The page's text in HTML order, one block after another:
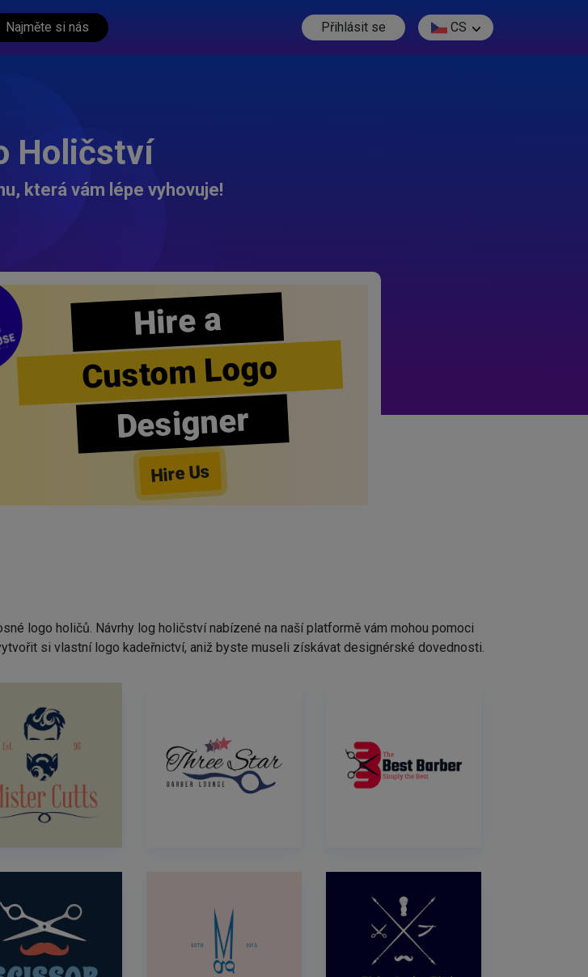
Najměte si nás Přihlásit se CS
Holičství
která vám lépe vyhovuje!
Hire a
Custom Logo
Designer
Hire Us
logo holičů. Návrhy log holičství nabízené na naší platformě vám mohou pomoci
si vlastní logo kadeřnictví, aniž byste museli získávat designérské dovednosti.